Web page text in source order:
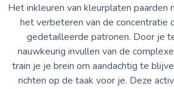
Het inkleuren van kleurplaten paarden
het verbeteren van de concentratie
gedetailleerde patronen. Door je
nauwkeurig invullen van de
train je je brein om aandachtig te
richten op de taak voor je. Deze